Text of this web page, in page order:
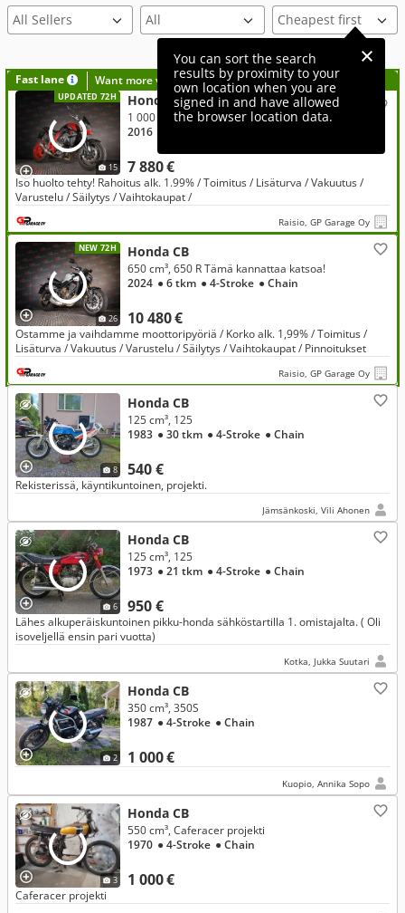
All Sellers
You can sort the search
results by proximity to your
own location when you are
signed in and have allowed
the browser location data.
Fast lane Want more visibility to your ad?
UPDATED 72H
15
Honda CB
7 880 €
1 000 cm³, 1000R Iso venttiilihuolto tehty!
2016
Iso huolto tehty! Rahoitus alk. 1.99% / Toimitus / Lisäturva / Vakuutus /
Varustelu / Säilytys / Vaihtokaupat /
Raisio, GP Garage Oy
NEW 72H
26
Honda CB
10 480 €
650 cm³, 650 R Tämä kannattaa katsoa!
2024 ● 6 tkm ● 4-Stroke ● Chain
Ostamme ja vaihdamme moottoripyöriä / Korko alk. 1,99% / Toimitus /
Lisäturva / Vakuutus / Varustelu / Säilytys / Vaihtokaupat / Pinnoitukset
Raisio, GP Garage Oy
8
Honda CB
540 €
125 cm³, 125
1983 ● 30 tkm ● 4-Stroke ● Chain
Rekisterissä, käyntikuntoinen, projekti.
Jämsänkoski, Vili Ahonen
6
Honda CB
950 €
125 cm³, 125
1973 ● 21 tkm ● 4-Stroke ● Chain
Lähes alkuperäiskuntoinen pikku-honda sähköstartilla 1. omistajalta. ( Oli
isoveljellä ensin pari vuotta)
Kotka, Jukka Suutari
2
Honda CB
1 000 €
350 cm³, 350S
1987 ● 4-Stroke ● Chain
Kuopio, Annika Sopo
3
Honda CB
1 000 €
550 cm³, Caferacer projekti
1970 ● 4-Stroke ● Chain
Caferacer projekti